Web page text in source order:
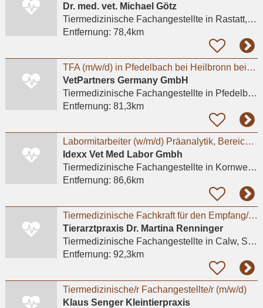
Dr. med. vet. Michael Götz
Tiermedizinische Fachangestelltein Rastatt, Wintersdorf
Entfernung: 78,4km
TFA (m/w/d) in Pfedelbach bei Heilbronn bei Tierärztliches Zentrum Pfedelbach GmbH
VetPartners Germany GmbH
Tiermedizinische Fachangestelltein Pfedelbach
Entfernung: 81,3km
Labormitarbeiter (w/m/d) Präanalytik, Bereich Nachforderungen
Idexx Vet Med Labor Gmbh
Tiermedizinische Fachangestelltein Kornwestheim
Entfernung: 86,6km
Tiermedizinische Fachkraft für den Empfang/Büro
Tierarztpraxis Dr. Martina Renninger
Tiermedizinische Fachangestelltein Calw, Stammheim
Entfernung: 92,3km
Tiermedizinische/r Fachangestellte/r (m/w/d)
Klaus Senger Kleintierpraxis